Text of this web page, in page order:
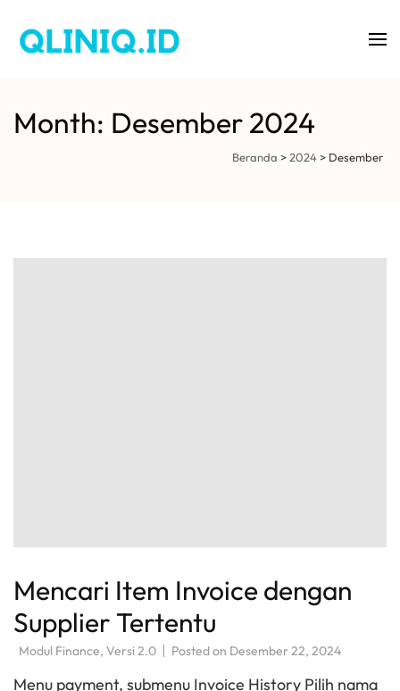
QLINIQ
Month: Desember 2024
Beranda >2024 > Desember
Mencari Item Invoice dengan
Supplier Tertentu
Modul Finance, Versi 2.0 Posted on Desember 22, 2024
Menu payment, submenu Invoice History Pilih nama